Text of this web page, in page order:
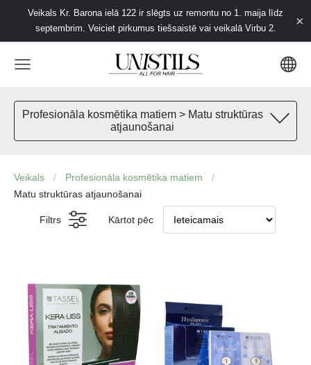
Veikals Kr. Barona ielā 122 ir slēgts uz remontu no 1. maija līdz
septembrim. Veiciet pirkumus tiešsaistē vai veikalā Virbu 2.
×
Profesionāla kosmētika matiem > Matu struktūras
atjaunošanai
Veikals
Profesionāla kosmētika matiem
Matu struktūras atjaunošanai
Filtrs Kārtot pēc